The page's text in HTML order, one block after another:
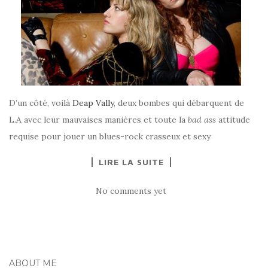
D’un côté, voilà Deap Vally, deux bombes qui débarquent de
L.A avec leur mauvaises manières et toute la bad ass attitude
requise pour jouer un blues-rock crasseux et sexy
LIRE LA SUITE
No comments yet
ABOUT ME